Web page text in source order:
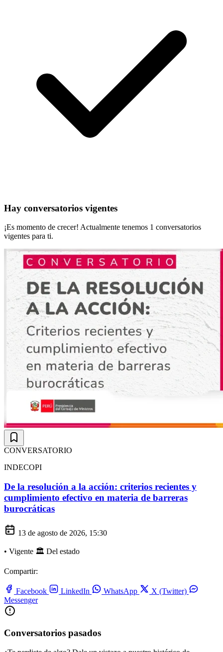
Hay conversatorios vigentes
¡Es momento de crecer! Actualmente tenemos 1 conversatorios
vigentes para ti.
CONVERSATORIO
INDECOPI
De la resolución a la acción: criterios recientes y
cumplimiento efectivo en materia de barreras
burocráticas
13 de agosto de 2026, 15:30
• Vigente 🏛️ Del estado
Compartir:
Facebook LinkedIn WhatsApp
X (Twitter)
Messenger
Conversatorios pasados